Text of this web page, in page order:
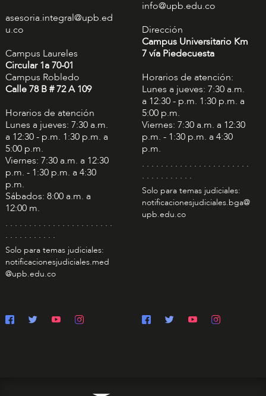
asesoria.integral@upb.ed
u.co
Campus Laureles
Circular 1a 70-01
Campus Robledo
Calle 78 B # 72 A 109
Horarios de atención
Lunes a jueves: 7:30 a.m.
a 12:30 - p.m. 1:30 p.m. a
5:00 p.m.
Viernes: 7:30 a.m. a 12:30
p.m. - 1:30 p.m. a 4:30
p.m.
Sábados: 8:00 a.m. a
12:00 m.
. . . . . . . . . . . . . . . . . . . . . . .
. . . . . . . . . . .
Solo para temas judiciales:
notificacionesjudiciales.med
@upb.edu.co
info@upb.edu.co
Dirección
Campus Universitario Km
7 vía Piedecuesta
Horarios de atención:
Lunes a jueves: 7:30 a.m.
a 12:30 - p.m. 1:30 p.m. a
5:00 p.m.
Viernes: 7:30 a.m. a 12:30
p.m. - 1:30 p.m. a 4:30
p.m.
. . . . . . . . . . . . . . . . . . . . . . .
. . . . . . . . . . .
Solo para temas judiciales:
notificacionesjudiciales.bga@
upb.edu.co